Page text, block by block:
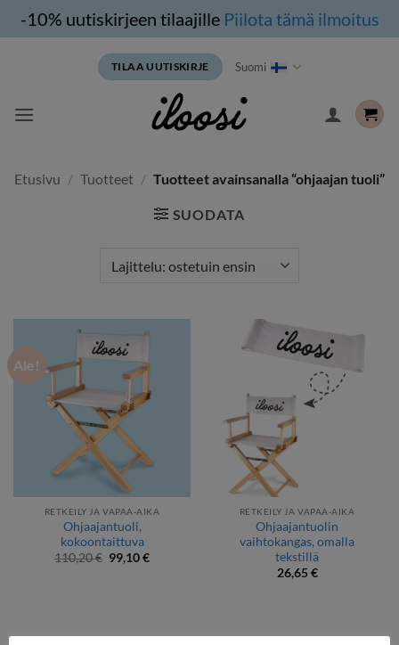
-10% uutiskirjeen tilaajille Piilota tämä ilmoitus
TILAA UUTISKIRJE Suomi
Etusivu / Tuotteet / Tuotteet avainsanalla “ohjaajan tuoli”
SUODATA
Ale!
RETKEILY JA VAPAA-AIKA
Ohjaajantuoli,
kokoontaittuva
110,20€ Alkuperäinen
hinta
99,10€Nykyinen
RETKEILY JA VAPAA-AIKA
Ohjaajantuolin
vaihtokangas, omalla
tekstillä
26,65€